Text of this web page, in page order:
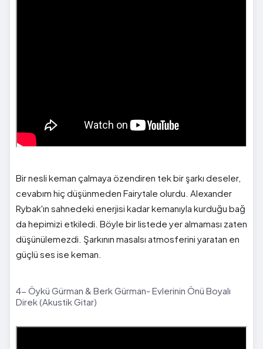
Bir nesli keman çalmaya özendiren tek bir şarkı deseler,
cevabım hiç düşünmeden Fairytale olurdu. Alexander
Rybak'ın sahnedeki enerjisi kadar kemanıyla kurduğu bağ
da hepimizi etkiledi. Böyle bir listede yer almaması zaten
düşünülemezdi. Şarkının masalsı atmosferini yaratan en
güçlü ses ise keman.
4- Öykü Gürman & Berk Gürman- Evlerinin Önü Boyalı
Direk (Akustik Gitar)